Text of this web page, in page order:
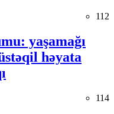
112
yaşamağı
həyata
114